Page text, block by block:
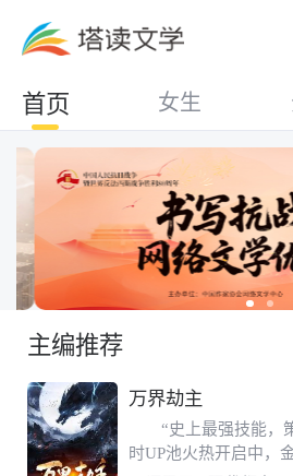
首页 女生
主编推荐
万界劫主
“史上最强技能，
时UP池火热开启中，